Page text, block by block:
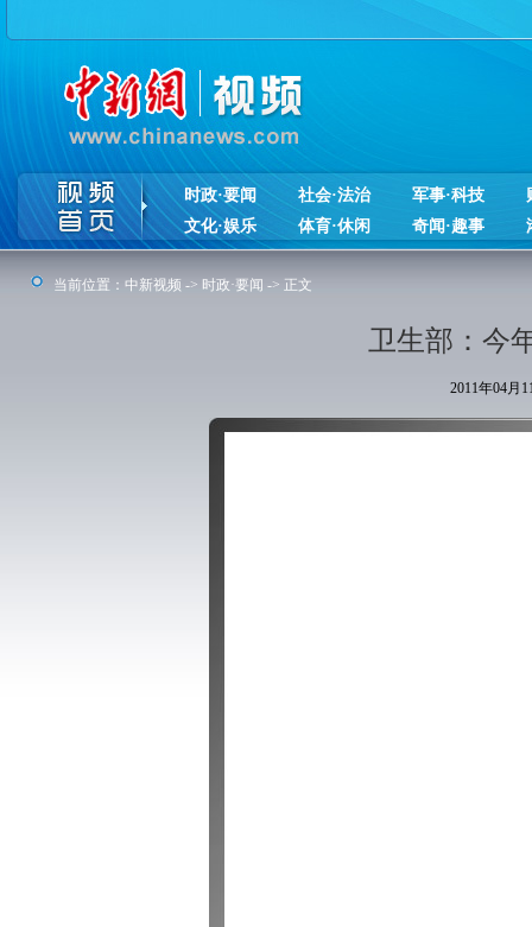
时政·要闻 社会·法治 军事·科技
文化·娱乐
体育·休闲 奇闻·趣事
当前位置： 中新视频 -> 时政·要闻 -> 正文
卫生部：今
2011年04月